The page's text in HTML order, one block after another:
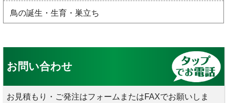
鳥の誕生・生育・巣立ち
お問い合わせ
お見積もり・ご発注はフォームまたはFAXでお願いしま